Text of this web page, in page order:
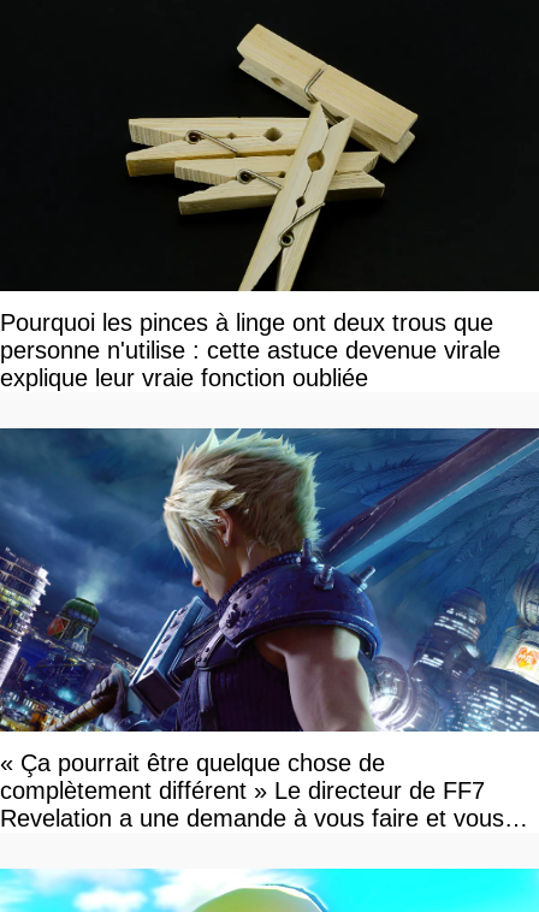
Pourquoi les pinces à linge ont deux trous que
personne n'utilise : cette astuce devenue virale
explique leur vraie fonction oubliée
« Ça pourrait être quelque chose de
complètement différent » Le directeur de FF7
Revelation a une demande à vous faire et vous